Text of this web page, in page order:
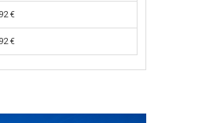
€
€